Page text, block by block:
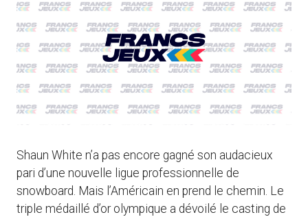
Shaun White n’a pas encore gagné son audacieux
pari d’une nouvelle ligue professionnelle de
snowboard. Mais l’Américain en prend le chemin. Le
triple médaillé d’or olympique a dévoilé le casting de